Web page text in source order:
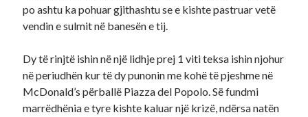
po ashtu ka pohuar gjithashtu se e kishte pastruar vetë
vendin e sulmit në banesën e tij.
Dy të rinjtë ishin në një lidhje prej 1 viti teksa ishin njohur
në periudhën kur të dy punonin me kohë të pjeshme në
McDonald’s përballë Piazza del Popolo. Së fundmi
marrëdhënia e tyre kishte kaluar një krizë, ndërsa natën